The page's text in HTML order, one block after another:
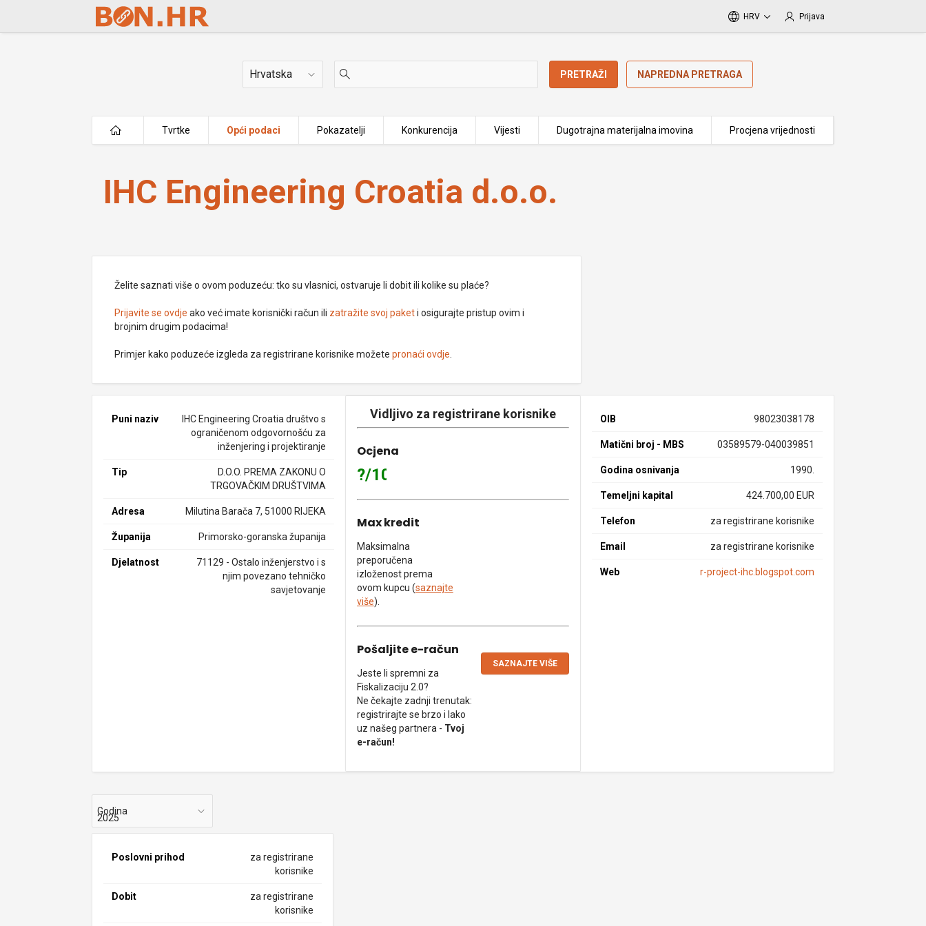
Skip to Main Content
HRV Prijava
Država PRETRAŽI NAPREDNA PRETRAGA
Tvrtke Opći podaci Pokazatelji Konkurencija Vijesti Dugotrajna materijalna imovina Procjena vrijednosti
IHC Engineering Croatia d.o.o.
IHC Engineering Croatia d.o.o.
Želite saznati više o ovom poduzeću: tko su vlasnici, ostvaruje li dobit ili kolike su plaće?
Prijavite se ovdje ako već imate korisnički račun ili zatražite svoj paketi osigurajte pristup ovim i
brojnim drugim podacima!
Primjer kako poduzeće izgleda za registrirane korisnike možetepronaći ovdje
Puni naziv
IHC Engineering Croatia društvo s
ograničenom odgovornošću za
inženjering i projektiranje
Tip
D.O.O. PREMA ZAKONU O
TRGOVAČKIM DRUŠTVIMA
Adresa Milutina Barača 7, 51000 RIJEKA
Županija Primorsko-goranska županija
Djelatnost
71129 - Ostalo inženjerstvo i s
njim povezano tehničko
savjetovanje
Vidljivo za registrirane korisnike
Ocjena
?/10
Max kredit
Maksimalna
preporučena
izloženost prema
ovom kupcu (saznajte
više).
Pošaljite e-račun
Jeste li spremni za
Fiskalizaciju 2.0?
Ne čekajte zadnji trenutak:
registrirajte se brzo i lako
uz našeg partnera - Tvoj
e-račun!
SAZNAJTE VIŠE
OIB 98023038178
Matični broj - MBS 03589579-040039851
Godina osnivanja 1990.
Temeljni kapital 424.700,00 EUR
Telefon za registrirane korisnike
Email za registrirane korisnike
Web r-project-ihc.blogspot.com
Godina
Poslovni prihod
za registrirane
korisnike
Dobit
za registrirane
korisnike